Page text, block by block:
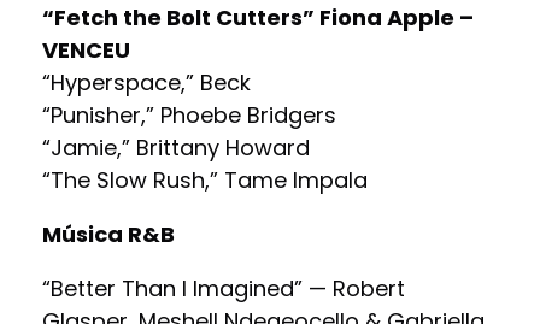
“Fetch the Bolt Cutters” Fiona Apple –
VENCEU
“Hyperspace,” Beck
“Punisher,” Phoebe Bridgers
“Jamie,” Brittany Howard
“The Slow Rush,” Tame Impala
Música R&B
“Better Than I Imagined” — Robert